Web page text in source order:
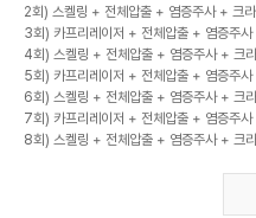
2회) 스켈링 + 전체압출 + 염증주사 + 크
3회) 카프리레이저 + 전체압출 + 염증주
4회) 스켈링 + 전체압출 + 염증주사 + 크
5회) 카프리레이저 + 전체압출 + 염증주
6회) 스켈링 + 전체압출 + 염증주사 + 크
7회) 카프리레이저 + 전체압출 + 염증주